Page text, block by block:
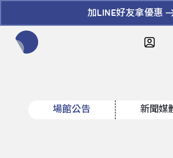
加LINE好友拿優惠
場館公告 新聞媒